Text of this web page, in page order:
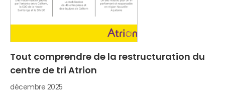
Tout comprendre de la restructuration du
centre de tri Atrion
décembre 2025